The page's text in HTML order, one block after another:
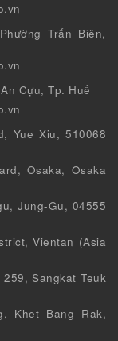
Trấn Biên,
Cựu, Tp. Huế
Yue Xiu, 510068
Osaka, Osaka
Jung-Gu, 04555
Vientan (Asia
Sangkat Teuk
Khet Bang Rak,